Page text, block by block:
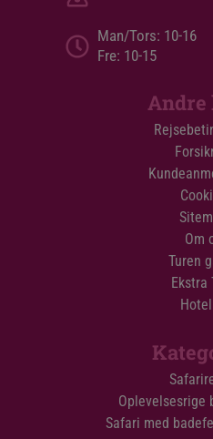
Man/Tors: 10-16
Fre: 10-15
Om
Turen
Ekstra
Oplevelsesrige
Safari med